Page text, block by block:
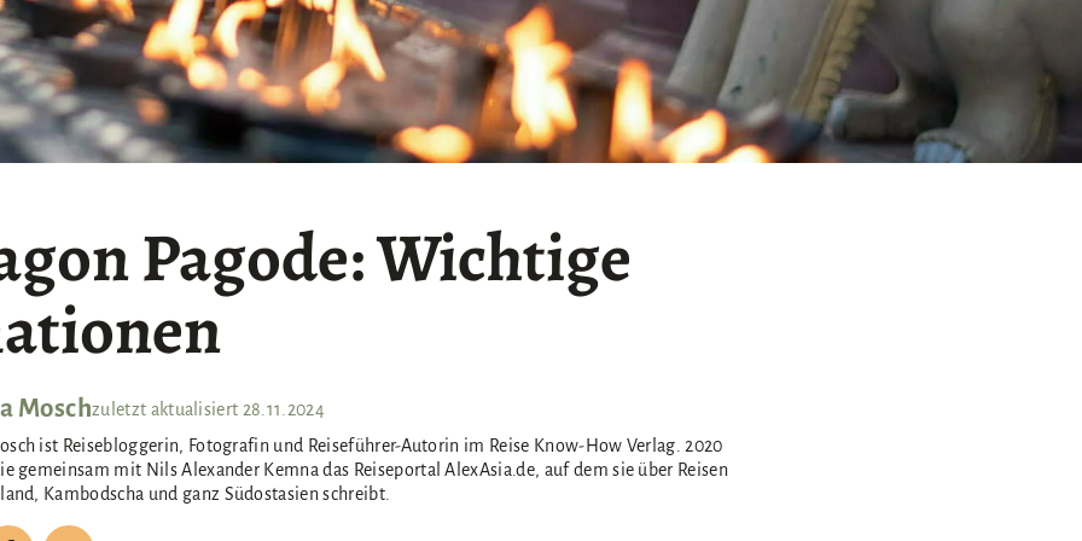
Pagode: Wichtige
Moschzuletzt aktualisiert 28.11.2024
ist Reisebloggerin, Fotografin und Reiseführer-Autorin im Reise Know-How Verlag. 2020
gemeinsam mit Nils Alexander Kemna das Reiseportal AlexAsia.de, auf dem sie über Reisen
Kambodscha und ganz Südostasien schreibt.